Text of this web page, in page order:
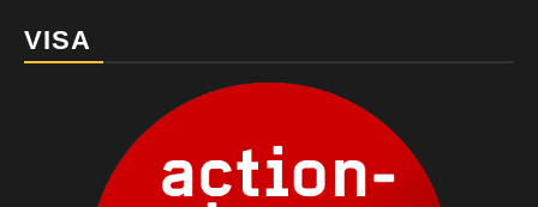
VISA